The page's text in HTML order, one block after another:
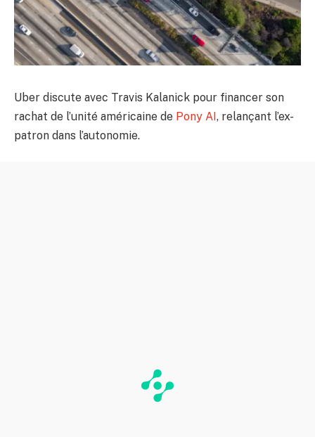
Uber discute avec Travis Kalanick pour financer son
rachat de l’unité américaine de Pony AI, relançant l’ex-
patron dans l’autonomie.